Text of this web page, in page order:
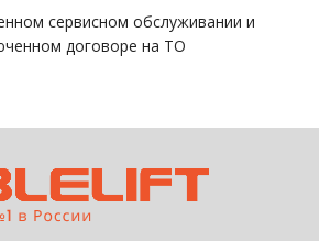
сервисном обслуживании и
договоре на ТО